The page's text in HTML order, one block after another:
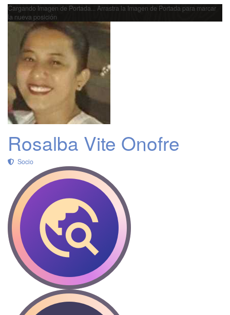
Cargando Imagen de Portada...
Arrastra la Imagen de Portada para marcar
la nueva posición
Rosalba Vite Onofre
Socio